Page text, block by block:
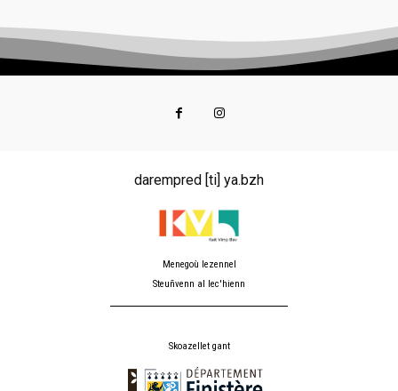
darempred [ti] ya.bzh
Menegoù lezennel
Steuñvenn al lec'hienn
Skoazellet gant